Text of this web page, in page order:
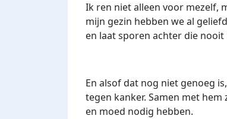
Ik ren niet alleen voor mezelf,
mijn gezin hebben we al
en laat sporen achter die
En alsof dat nog niet genoeg
tegen kanker. Samen met
en moed nodig hebben.